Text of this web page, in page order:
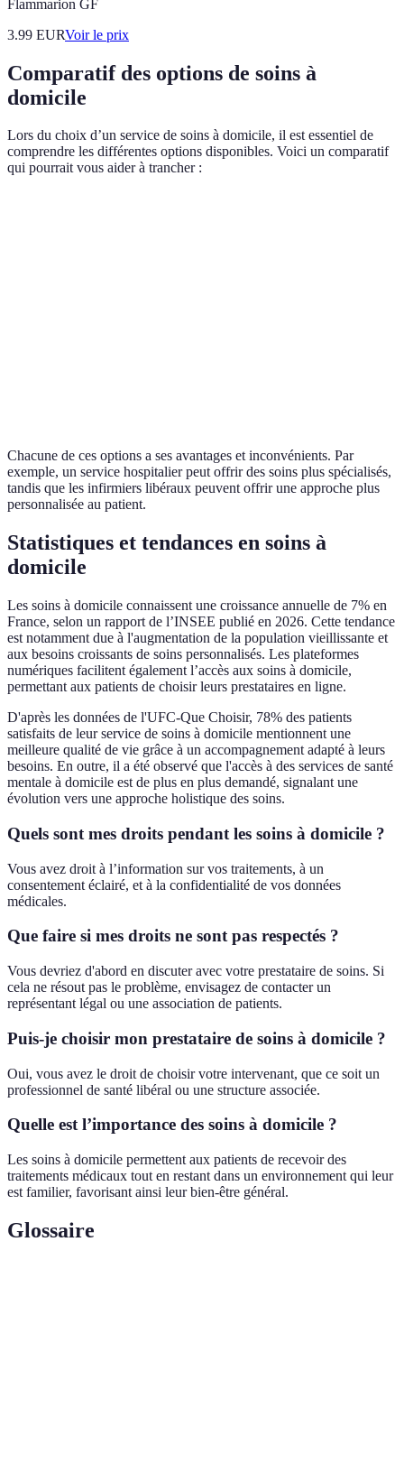
Flammarion GF
3.99 EURVoir le prix
Comparatif des options de soins à
domicile
Lors du choix d’un service de soins à domicile, il est essentiel de
comprendre les différentes options disponibles. Voici un comparatif
qui pourrait vous aider à trancher :
Chacune de ces options a ses avantages et inconvénients. Par
exemple, un service hospitalier peut offrir des soins plus spécialisés,
tandis que les infirmiers libéraux peuvent offrir une approche plus
personnalisée au patient.
Statistiques et tendances en soins à
domicile
Les soins à domicile connaissent une croissance annuelle de 7% en
France, selon un rapport de l’INSEE publié en 2026. Cette tendance
est notamment due à l'augmentation de la population vieillissante et
aux besoins croissants de soins personnalisés. Les plateformes
numériques facilitent également l’accès aux soins à domicile,
permettant aux patients de choisir leurs prestataires en ligne.
D'après les données de l'UFC-Que Choisir, 78% des patients
satisfaits de leur service de soins à domicile mentionnent une
meilleure qualité de vie grâce à un accompagnement adapté à leurs
besoins. En outre, il a été observé que l'accès à des services de santé
mentale à domicile est de plus en plus demandé, signalant une
évolution vers une approche holistique des soins.
Quels sont mes droits pendant les soins à domicile ?
Vous avez droit à l’information sur vos traitements, à un
consentement éclairé, et à la confidentialité de vos données
médicales.
Que faire si mes droits ne sont pas respectés ?
Vous devriez d'abord en discuter avec votre prestataire de soins. Si
cela ne résout pas le problème, envisagez de contacter un
représentant légal ou une association de patients.
Puis-je choisir mon prestataire de soins à domicile ?
Oui, vous avez le droit de choisir votre intervenant, que ce soit un
professionnel de santé libéral ou une structure associée.
Quelle est l’importance des soins à domicile ?
Les soins à domicile permettent aux patients de recevoir des
traitements médicaux tout en restant dans un environnement qui leur
est familier, favorisant ainsi leur bien-être général.
Glossaire